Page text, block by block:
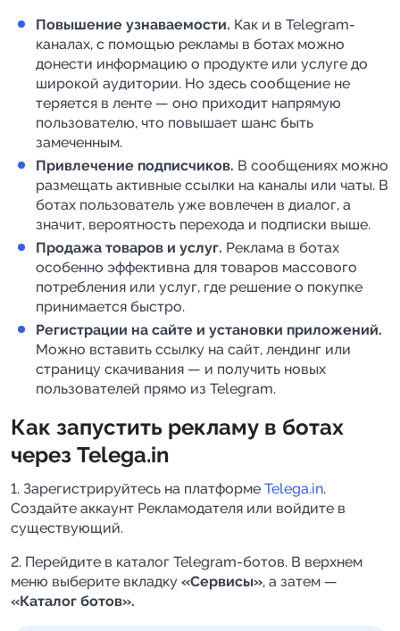
Повышение узнаваемости. Как и в Telegram-
каналах, с помощью рекламы в ботах можно
донести информацию о продукте или услуге до
широкой аудитории. Но здесь сообщение не
теряется в ленте — оно приходит напрямую
пользователю, что повышает шанс быть
замеченным.
Привлечение подписчиков. В сообщениях можно
размещать активные ссылки на каналы или чаты. В
ботах пользователь уже вовлечен в диалог, а
значит, вероятность перехода и подписки выше.
Продажа товаров и услуг. Реклама в ботах
особенно эффективна для товаров массового
потребления или услуг, где решение о покупке
принимается быстро.
Регистрации на сайте и установки приложений.
Можно вставить ссылку на сайт, лендинг или
страницу скачивания — и получить новых
пользователей прямо из Telegram.
Как запустить рекламу в ботах
через Telega.in
1. Зарегистрируйтесь на платформе Telega.in.
Создайте аккаунт Рекламодателя или войдите в
существующий.
2. Перейдите в каталог Telegram-ботов. В верхнем
меню выберите вкладку «Сервисы», а затем —
«Каталог ботов».